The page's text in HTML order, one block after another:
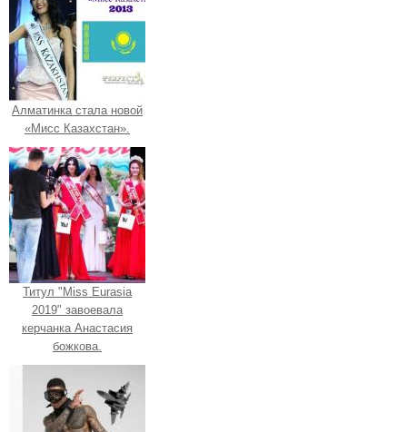
Алматинка стала новой
«Мисс Казахстан».
Титул "Miss Eurasia
2019" завоевала
керчанка Анастасия
божкова.